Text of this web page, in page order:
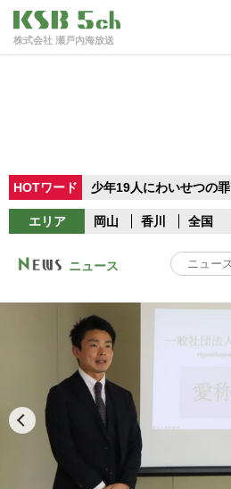
株式会社 瀬戸内海放送
HOTワード 少年19人にわいせつの罪
エリア 岡山 香川 全国
ニュース